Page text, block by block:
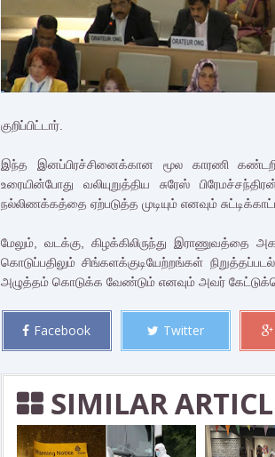
குறிப்பிட்டார்.
இந்த இனப்பிரச்சினைக்கான மூல காரணி
உரையின்போது வலியுறுத்திய சுரேஸ்
நல்லிணக்கத்தை ஏற்படுத்த முடியும் எனவும்
மேலும், வடக்கு, கிழக்கிலிருந்து இராணுவத்தை
கொடுப்பதிலும் சிங்களக்குடியேற்றங்கள்
அழுத்தம் கொடுக்க வேண்டும் எனவும் அவர்
Facebook Twitter
SIMILAR